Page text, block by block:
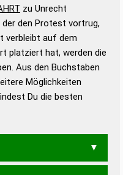
in 12 Bänden
und gutes
deutsche Grammatik
zu Unrecht
der den Protest vortrug,
verbleibt auf dem
platziert hat, werden die
Aus den Buchstaben
Möglichkeiten
Du die besten